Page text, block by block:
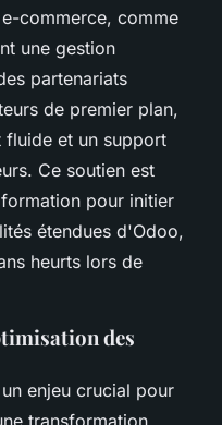
commerce, comme
une gestion
partenariats
de premier plan,
fluide et un support
Ce soutien est
pour initier
étendues d'Odoo,
heurts lors de
des
enjeu crucial pour